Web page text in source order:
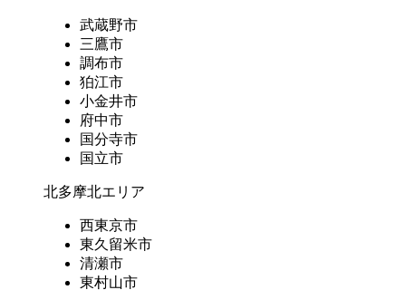
武蔵野市
三鷹市
調布市
狛江市
小金井市
府中市
国分寺市
国立市
北多摩北エリア
西東京市
東久留米市
清瀬市
東村山市